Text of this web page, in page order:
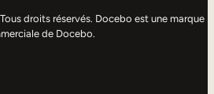
droits réservés. Docebo est une marque
de Docebo.